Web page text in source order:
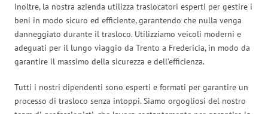
Inoltre, la nostra azienda utilizza traslocatori esperti per gestire i
beni in modo sicuro ed efficiente, garantendo che nulla venga
danneggiato durante il trasloco. Utilizziamo veicoli moderni e
adeguati per il lungo viaggio da Trento a Fredericia, in modo da
garantire il massimo della sicurezza e dell’efficienza.
Tutti i nostri dipendenti sono esperti e formati per garantire un
processo di trasloco senza intoppi. Siamo orgogliosi del nostro